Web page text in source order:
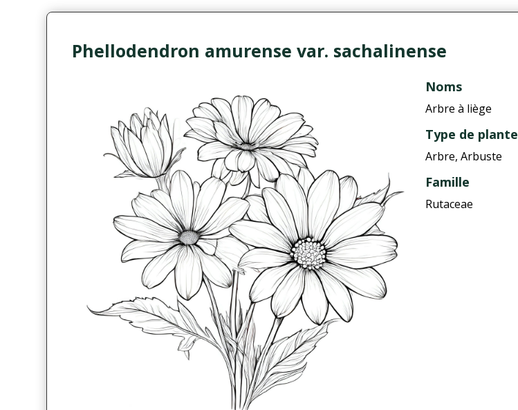
Phellodendron amurense var. sachalinense
Noms
Arbre à liège
Type de plante
Arbre, Arbuste
Famille
Rutaceae